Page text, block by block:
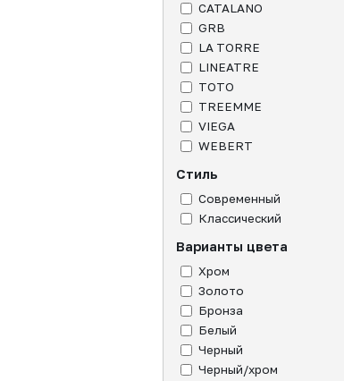
CATALANO
GRB
LA TORRE
LINEATRE
TOTO
TREEMME
VIEGA
WEBERT
Стиль
Современный
Классический
Варианты цвета
Хром
Золото
Бронза
Белый
Черный
Черный/хром